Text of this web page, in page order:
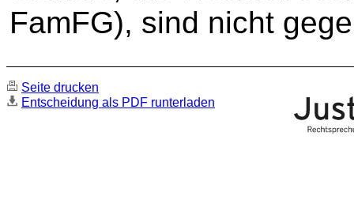
FamFG), sind nicht
Seite drucken
Entscheidung als PDF runterladen